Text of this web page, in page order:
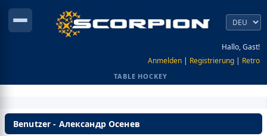
Hallo, Gast!
Anmelden | Registrierung | Retro
TABLE HOCKEY
Benutzer - Александр Осенев